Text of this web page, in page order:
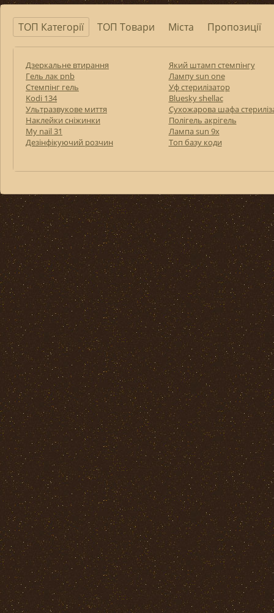
ТОП Категорії ТОП Товари Міста Пропозиції
Дзеркальне втирання
Гель лак pnb
Стемпінг гель
Kodi 134
Ультразвукове миття
Наклейки сніжинки
My nail 31
Дезінфікуючий розчин
Який штамп стемпінгу
Лампу sun one
Уф стерилізатор
Bluesky shellac
Сухожарова шафа
Полігель акрігель
Лампа sun 9x
Топ базу коди